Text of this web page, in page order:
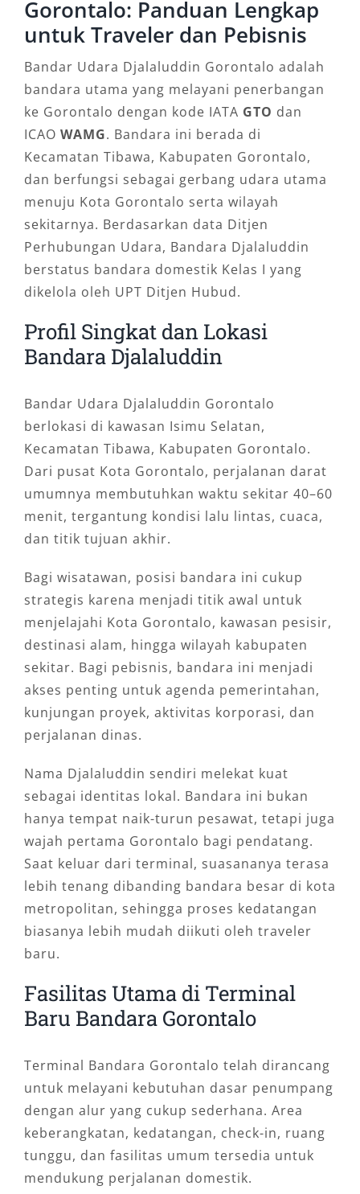
perjalanan dapat dibuat lebih fleksibel.
Beberapa tujuan yang umum dilayani:
Bandara Djalaluddin ke Kota Gorontalo
Cocok untuk tamu bisnis, wisatawan, dan
penumpang yang menginap di hotel pusat
kota.
Bandara ke hotel atau penginapan
Sopir dapat langsung mengantar ke lobby
hotel tanpa perlu transit.
Bandara ke kantor atau instansi
Ideal untuk perjalanan dinas yang
membutuhkan ketepatan waktu.
Bandara ke rumah keluarga
Nyaman untuk penumpang yang
membawa barang cukup banyak.
Rute dapat disesuaikan untuk kunjungan
ke pantai, pusat kuliner, atau spot lokal
lainnya.
Kondisi jalan dari bandara menuju pusat kota
umumnya dapat ditempuh dengan nyaman,
tetapi tetap perlu mempertimbangkan jam
Sopir yang memahami rute lokal dapat
membantu memilih jalur yang lebih efektif.
Tips Penjemputan di Bandara
Djalaluddin agar Tidak Tertunda
Penjemputan bandara akan berjalan lebih
lancar jika detail perjalanan diinformasikan
penerbangan berubah atau kondisi bandara
sedang ramai.
Gunakan tips berikut sebelum memesan:
Kirimkan nomor penerbangan kepada
admin.
Informasikan jam estimasi tiba.
Sebutkan jumlah penumpang dan koper.
Pastikan nomor WhatsApp aktif setelah
mendarat.
Pilih armada sesuai kebutuhan, bukan
hanya berdasarkan harga.
Untuk penumpang yang tiba malam hari,
layanan sewa mobil Bandara Gorontalo 24 jam
membantu perjalanan terasa lebih aman dan
nyaman. Anda tidak perlu mencari kendaraan
Gorontalo: Panduan Lengkap
untuk Traveler dan Pebisnis
Bandar Udara Djalaluddin Gorontalo adalah
bandara utama yang melayani penerbangan
ke Gorontalo dengan kode IATA GTO dan
ICAO WAMG. Bandara ini berada di
Kecamatan Tibawa, Kabupaten Gorontalo,
dan berfungsi sebagai gerbang udara utama
menuju Kota Gorontalo serta wilayah
sekitarnya. Berdasarkan data Ditjen
Perhubungan Udara, Bandara Djalaluddin
berstatus bandara domestik Kelas I yang
dikelola oleh UPT Ditjen Hubud.
Profil Singkat dan Lokasi
Bandara Djalaluddin
Bandar Udara Djalaluddin Gorontalo
berlokasi di kawasan Isimu Selatan,
Kecamatan Tibawa, Kabupaten Gorontalo.
Dari pusat Kota Gorontalo, perjalanan darat
umumnya membutuhkan waktu sekitar 40–60
menit, tergantung kondisi lalu lintas, cuaca,
dan titik tujuan akhir.
Bagi wisatawan, posisi bandara ini cukup
strategis karena menjadi titik awal untuk
menjelajahi Kota Gorontalo, kawasan pesisir,
destinasi alam, hingga wilayah kabupaten
sekitar. Bagi pebisnis, bandara ini menjadi
akses penting untuk agenda pemerintahan,
kunjungan proyek, aktivitas korporasi, dan
perjalanan dinas.
Nama Djalaluddin sendiri melekat kuat
sebagai identitas lokal. Bandara ini bukan
hanya tempat naik-turun pesawat, tetapi juga
wajah pertama Gorontalo bagi pendatang.
Saat keluar dari terminal, suasananya terasa
lebih tenang dibanding bandara besar di kota
metropolitan, sehingga proses kedatangan
biasanya lebih mudah diikuti oleh traveler
baru.
Fasilitas Utama di Terminal
Baru Bandara Gorontalo
Terminal Bandara Gorontalo telah dirancang
untuk melayani kebutuhan dasar penumpang
dengan alur yang cukup sederhana. Area
keberangkatan, kedatangan, check-in, ruang
tunggu, dan fasilitas umum tersedia untuk
mendukung perjalanan domestik.